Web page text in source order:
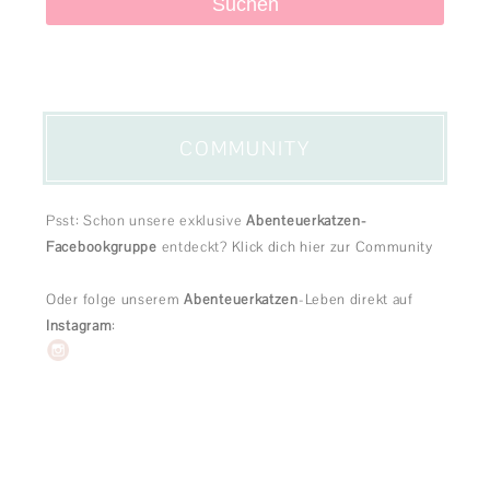
COMMUNITY
Psst: Schon unsere exklusiveAbenteuerkatzen-
Facebookgruppe entdeckt? Klick dich hier zur Community
Oder folge unseremAbenteuerkatzen-Leben direkt auf
Instagram: